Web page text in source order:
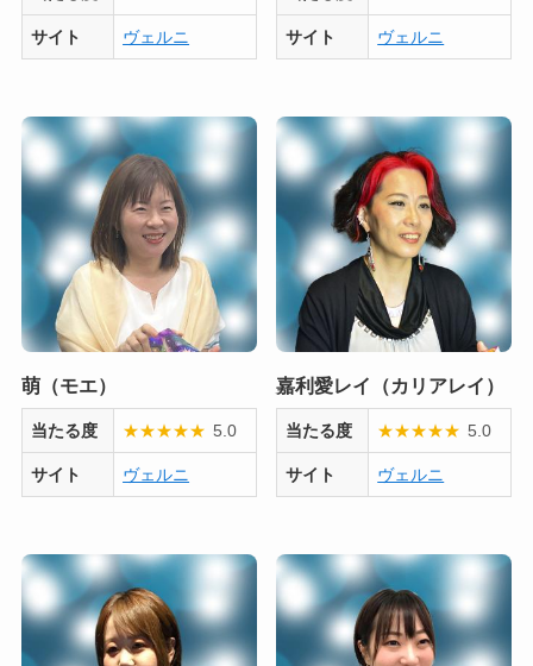
サイト ヴェルニ サイト ヴェルニ
萌（モエ）
当たる度 ★★★★★ 5.0
サイト ヴェルニ
嘉利愛レイ（カリアレイ）
当たる度 ★★★★★ 5.0
サイト ヴェルニ